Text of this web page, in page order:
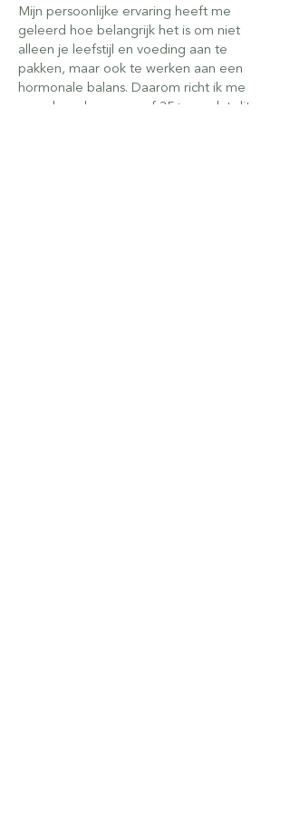
Mijn persoonlijke ervaring heeft me
geleerd hoe belangrijk het is om niet
alleen je leefstijl en voeding aan te
pakken, maar ook te werken aan een
hormonale balans. Daarom richt ik me
vooral op dames vanaf 35+, omdat dit